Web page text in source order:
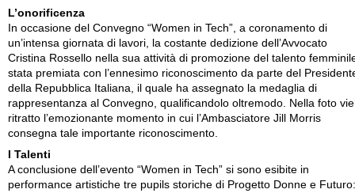
L’onorificenza
In occasione del Convegno “Women in Tech”, a coronamento di
un’intensa giornata di lavori, la costante dedizione dell’Avvocato
Cristina Rossello nella sua attività di promozione del talento
stata premiata con l’ennesimo riconoscimento da parte del
della Repubblica Italiana, il quale ha assegnato la medaglia di
rappresentanza al Convegno, qualificandolo oltremodo. Nella foto
ritratto l’emozionante momento in cui l’Ambasciatore Jill Morris
consegna tale importante riconoscimento.
I Talenti
A conclusione dell’evento “Women in Tech” si sono esibite in
performance artistiche tre pupils storiche di Progetto Donne e